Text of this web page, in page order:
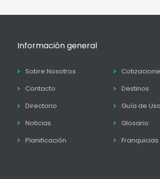
Información general
Sobre Nosotros
Contacto
Destinos
Directorio
Guía de Uso
Noticias
Glosario
Planificación
Franquicias